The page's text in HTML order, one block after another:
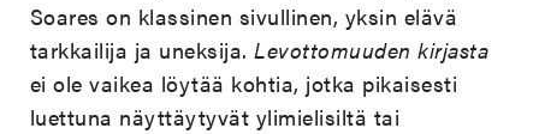
Soares on klassinen sivullinen, yksin elävä
tarkkailija ja uneksija.Levottomuuden kirjasta
ei ole vaikea löytää kohtia, jotka pikaisesti
luettuna näyttäytyvät ylimielisiltä tai